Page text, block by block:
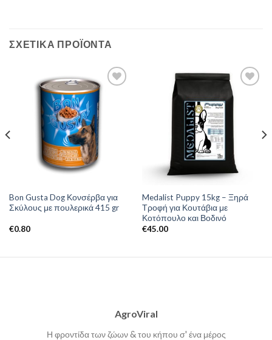
ΣΧΕΤΙΚΆ ΠΡΟΪΌΝΤΑ
Bon Gusta Dog Κονσέρβα για
Σκύλους με πουλερικά 415 gr
€0.80
Medalist Puppy 15kg – Ξηρά
Τροφή για Κουτάβια με
Κοτόπουλο και Βοδινό
€45.00
AgroViral
Η φροντίδα των ζώων & του κήπου σ' ένα μέρος